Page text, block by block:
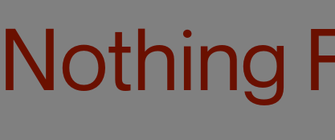
Nothing